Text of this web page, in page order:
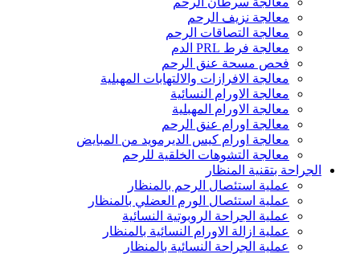
معالجة نزيف الرحم
معالجة التصاقات الرحم
معالجة فرط PRL الدم
فحص مسحة عنق الرحم
معالجة الافرازات والالتهابات المهبلية
معالجة الاورام النسائية
معالجة الاورام المهبلية
معالجة اورام عنق الرحم
معالجة اورام كيس الديرمويد من المبايض
معالجة التشوهات الخلقية للرحم
الجراحة بتقنية المنظار
عملية استئصال الرحم بالمنظار
عملية استئصال الورم العضلي بالمنظار
عملية الجراحة الروبوتية النسائية
عملية ازالة الاورام النسائية بالمنظار
عملية الجراحة النسائية بالمنظار